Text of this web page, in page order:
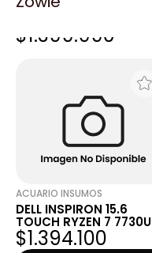
NOTEBOOK DELL
512GB 15.6"...
$1.399.990
ACUARIO INSUMOS
DELL INSPIRON 15.6
TOUCH RYZEN 7 7730U
16GB 512GB SSD FHD
NEGRO
$1.394.100